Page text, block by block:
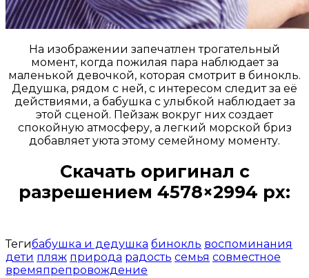
На изображении запечатлен трогательный
момент, когда пожилая пара наблюдает за
маленькой девочкой, которая смотрит в бинокль.
Дедушка, рядом с ней, с интересом следит за её
действиями, а бабушка с улыбкой наблюдает за
этой сценой. Пейзаж вокруг них создает
спокойную атмосферу, а легкий морской бриз
добавляет уюта этому семейному моменту.
Скачать оригинал с
разрешением 4578×2994 px:
Тегибабушка и дедушка бинокль воспоминания
дети пляж природа радость семья совместное
времяпрепровождение